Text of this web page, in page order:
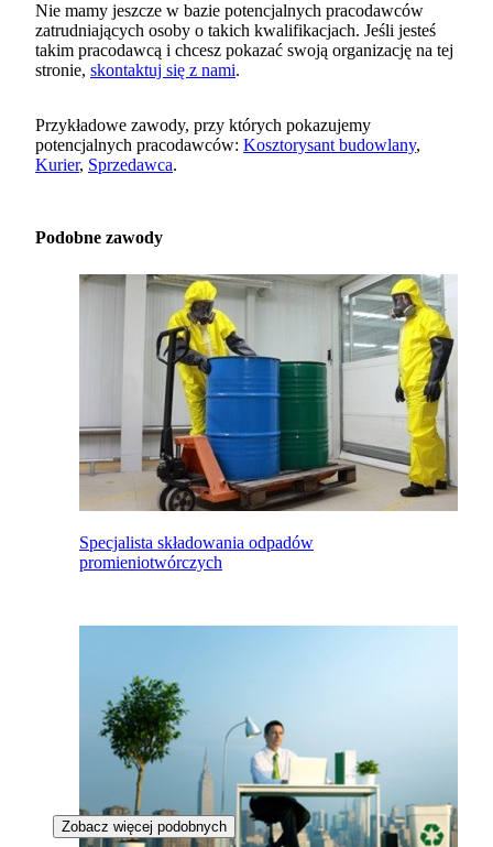
Nie mamy jeszcze w bazie potencjalnych pracodawców
zatrudniających osoby o takich kwalifikacjach. Jeśli jesteś
takim pracodawcą i chcesz pokazać swoją organizację na tej
stronie, skontaktuj się z nami.
Przykładowe zawody, przy których pokazujemy
potencjalnych pracodawców: Kosztorysant budowlany,
Kurier, Sprzedawca.
Podobne zawody
Specjalista składowania odpadów
promieniotwórczych
Zobacz więcej podobnych